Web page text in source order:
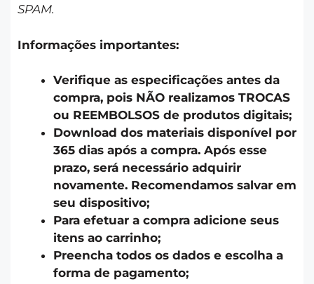
SPAM.
Informações importantes:
Verifique as especificações antes da
compra, pois NÃO realizamos TROCAS
ou REEMBOLSOS de produtos digitais;
Download dos materiais disponível por
365 dias após a compra. Após esse
prazo, será necessário adquirir
novamente. Recomendamos salvar em
seu dispositivo;
Para efetuar a compra adicione seus
itens ao carrinho;
Preencha todos os dados e escolha a
forma de pagamento;